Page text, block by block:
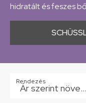
hidratált és feszes
Rendezés
Ár szerint növekvő